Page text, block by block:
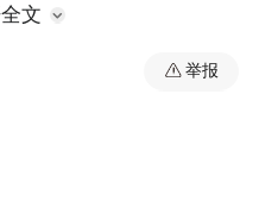
的沉浸式体验体系。
大家体验传统采茶
感受中国茶文化的
文
举报